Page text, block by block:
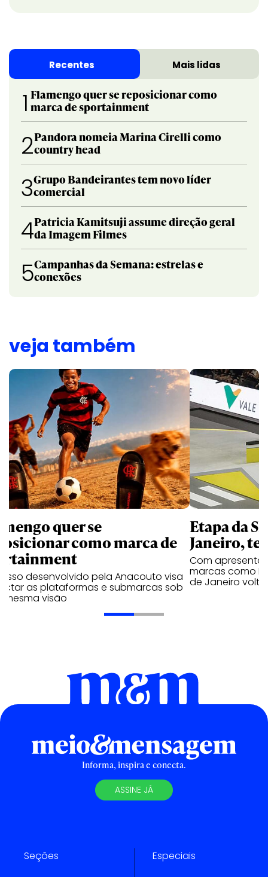
Recentes Mais lidas
1 Flamengo quer se reposicionar como
marca de sportainment
2Pandora nomeia Marina Cirelli como
country head
3Grupo Bandeirantes tem novo líder
comercial
4Patricia Kamitsuji assume direção geral
da Imagem Filmes
5Campanhas da Semana: estrelas e
conexões
veja também
quer se
como marca de
desenvolvido pela Anacouto visa
as plataformas e submarcas sob
mesma visão
Etapa da
Janeiro,
Com
marcas como
de Janeiro
Informa, inspira e conecta.
ASSINE JÁ
Seções Especiais